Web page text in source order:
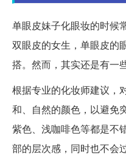
单眼皮妹子化眼妆的时候
双眼皮的女生，单眼皮的
搭。然而，其实还是有一
根据专业的化妆师建议，
和、自然的颜色，以避免
紫色、浅咖啡色等都是不
部的层次感，同时也不会